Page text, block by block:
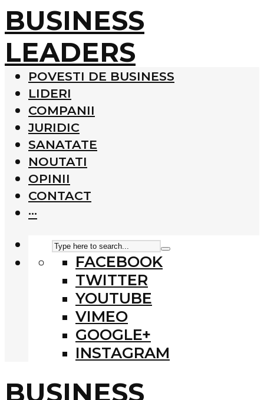
BUSINESS
LEADERS
POVESTI DE BUSINESS
LIDERI
COMPANII
JURIDIC
SANATATE
NOUTATI
OPINII
CONTACT
···
FACEBOOK
TWITTER
YOUTUBE
VIMEO
GOOGLE+
INSTAGRAM
BUSINESS